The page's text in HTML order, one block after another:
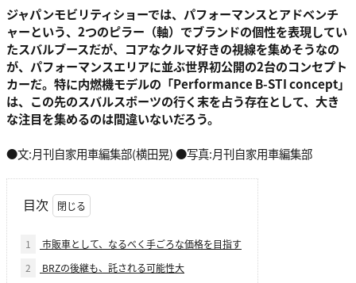
ジャパンモビリティショーでは、パフォーマンスとアドベンチ
ャーという、2つのピラー（軸）でブランドの個性を表現してい
たスバルブースだが、コアなクルマ好きの視線を集めそうなの
が、パフォーマンスエリアに並ぶ世界初公開の2台のコンセプト
カーだ。特に内燃機モデルの「Performance B-STI concept」
は、この先のスバルスポーツの行く末を占う存在として、大き
な注目を集めるのは間違いないだろう。
●文:月刊自家用車編集部(横田晃) ●写真:月刊自家用車編集部
目次
1
市販車として、なるべく手ごろな価格を目指す
2
BRZの後継も、託される可能性大